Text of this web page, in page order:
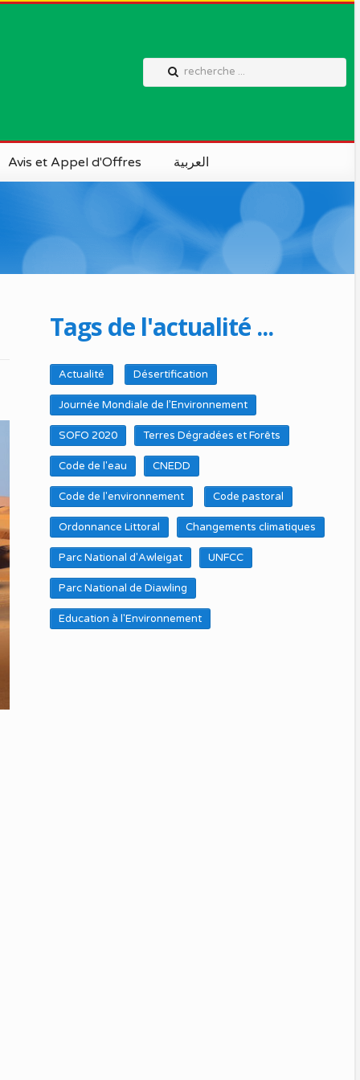
Avis et Appel d'Offres العربية
Tags de l'actualité ...
Actualité Désertification
Journée Mondiale de l’Environnement
SOFO 2020 Terres Dégradées et Forêts
Code de l'eau CNEDD
Code de l'environnement Code pastoral
Ordonnance Littoral Changements climatiques
Parc National d'Awleigat UNFCC
Parc National de Diawling
Education à l'Environnement